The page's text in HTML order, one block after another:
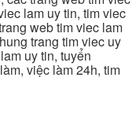
lam uy tin, tim viec
web tim viec lam
trang tim viec uy
uy tin, tuyển
việc làm 24h, tim